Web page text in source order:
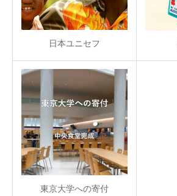
日本ユニセフ
東京大学への寄付